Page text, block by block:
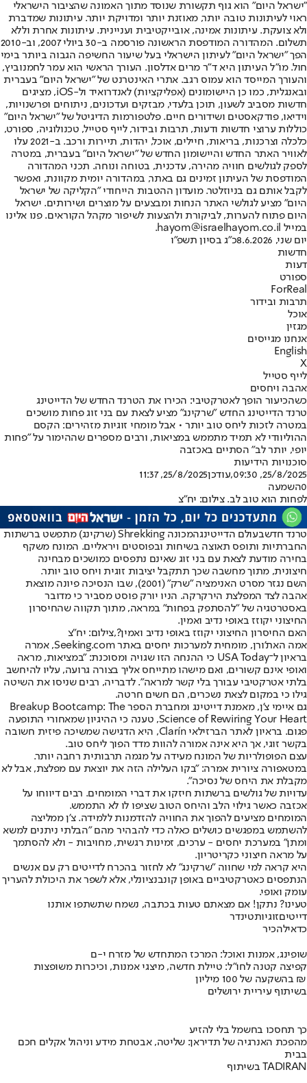
"ישראל היום" הוא גוף תקשורת שנוסד מתוך האמונה שהציבור הישראלי
ראוי לעיתונות טובה יותר, מאוזנת יותר ומדויקת יותר. עיתונות שמדברת
ולא צועקת. עיתונות אמינה, אובייקטיבית ועניינית. עיתונות אחרת וללא
תשלום. המהדורה המודפסת הראשונה פורסמה ב-30 ביולי 2007, וב-2010
הפך "ישראל היום" לעיתון הישראלי בעל שיעור החשיפה הגבוה ביותר בימי
חול. מו"ל העיתון היא ד"ר מרים אדלסון. העורך הראשי הוא עמר לחמנוביץ,
והעורך המייסד הוא עמוס רגב. אתרי האינטרנט של "ישראל היום" בעברית
ובאנגלית, כמו כן היישומונים (אפליקציות) לאנדרואיד ול-iOS, מציגים
חדשות מסביב לשעון, תוכן בלעדי, מבזקים ועדכונים, ניתוחים ופרשנויות,
וידיאו, פודקאסטים ושידורים חיים. פלטפורמות הדיגיטל של "ישראל היום"
כוללות ערוצי חדשות ודעות, תרבות ובידור, לייף סטייל, טכנולוגיה, ספורט,
כלכלה וצרכנות, בריאות, חיילים, אוכל, יהדות, תיירות ורכב. ב-2021 עלו
לאוויר האתר החדש והיישומון החדש של "ישראל היום" בעברית, במטרה
לספק לגולשים חוויה מהירה, עדכנית, בטוחה ונוחה. תכני המהדורה
המודפסת של העיתון זמינים גם באתר, במהדורה יומית מקוונת, ואפשר
לקבל אותם גם בניוזלטר. מועדון ההטבות הייחודי "הקליקה של ישראל
היום" מציע לגולשי האתר הנחות ומבצעים על מוצרים ושירותים. ישראל
היום פתוח להערות, לביקורת ולהצעות לשיפור מקהל הקוראים. פנו אלינו
במייל hayom@israelhayom.co.il.
יום שני, 8.6.2026
כ"ג בסיון תשפ"ו
חדשות
דעות
ספורט
ForReal
תרבות ובידור
אוכל
מגזין
אנחנו מגייסים
English
X
לייף סטייל
אהבה ויחסים
כשהכיעור הופך לאטרקטיבי: הכירו את הטרנד החדש של הדייטינג
טרנד הדייטינג החדש "שרקינג" מציע לצאת עם בני זוג פחות מושכים
במטרה לזכות ליחס טוב יותר • אבל מומחי זוגיות מזהירים: הקסם
ההוליוודי לא תמיד מתממש במציאות, ורבים מספרים שההימור על "פחות
יופי, יותר לב" הסתיים באכזבה
סוכנויות הידיעות
25/8/2025, 09:30
,עודכן25/8/2025, 11:37
0השמעה
לפחות הוא טוב לב. צילום: יח"צ
טרנד חדשבעולם הדייטינג
המכונה Shrekking (שרקינג) מתפשט ברשתות
החברתיות ותופס תאוצה בשיחות ובפוסטים ויראליים. המונח משקף
בחירה מודעת לצאת עם בני זוג שאינם נתפסים כמושכים מבחינה
חיצונית, מתוך מחשבה שכך תתקבל יציבות זוגית ויחס טוב יותר.
השם נגזר מסרט האנימציה "שרק" (2001), שבו הנסיכה פיונה מוצאת
אהבה לצד המפלצת הירקרקה. הניו יורק פוסט מסביר כי מדובר
באסטרטגיה של "להסתפק בפחות" במראה, מתוך תקווה שהחיסרון
החיצוני יקוזז באופי נדיב ואמין.
האם החיסרון החיצוני יקוזז באופי נדיב ואמין?,צילום: יח"צ
אמה האת'ורן, מומחית למערכות יחסים באתר Seeking.com, אמרה
בראיון ל־USA Today כי ההנחה הזו שגויה ומסוכנת: "במציאות, מראה
ואופי אינם קשורים, ואם מישהו מתייחס אליך בצורה גרועה, עליו להיחשב
בלתי אטרקטיבי עבורך בלי קשר למראה". לדבריה, רבים שניסו את השיטה
גילו כי במקום לצאת נשכרים, הם חשים חרטה.
גם איימי צ'ן, מאמנת דייטינג ומחברת הספר Breakup Bootcamp: The
Science of Rewiring Your Heart, טענה כי ההיגיון שמאחורי התופעה
פגום. בראיון לאתר הברזילאי Clarín, היא הדגישה שמשיכה פיזית חשובה
בקשר זוגי, אך היא אינה אמורה להוות מדד הפוך ליחס טוב.
עצם הפופולריות של המונח מעידה על מגמה תרבותית רחבה יותר.
במטאפורה ציורית אמרה: "בקו העלילה הזה את יוצאת עם מפלצת, אבל לא
מקבלת את היחס של נסיכה".
עדויות של גולשים ברשתות חיזקו את דברי המומחים. רבים דיווחו על
אכזבה כאשר גילוי הלב והיחס הטוב שציפו לו לא התממש.
המומחים מציעים להפוך את החוויה להזדמנות ללמידה. צ'ן ממליצה
להשתמש במפגשים כושלים כאלה כדי להבהיר מהם "הבלתי ניתנים למשא
ומתן" במערכת יחסים - ערכים, זמינות רגשית, מחויבות - ולא להסתמך
על מראה חיצוני כקריטריון.
היא קראה למי שחווה "שרקינג" לא לחזור בהכרח לדייטים רק עם אנשים
הנתפסים כאטרקטיביים באופן קונבנציונלי, אלא לשפר את היכולת להעריך
עומק ואופי.
טעינו? נתקן! אם מצאתם טעות בכתבה, נשמח שתשתפו אותנו
דייטיםזוגיותטינדר
כדאילהכיר
שופינג, אמנות ואוכל: המרכז המתחדש של מזרח י-ם
קפיצה קטנה לחו"ל: טיילת חדשה, מיצגי אמנות, וכיכרות משופצות
בהשקעה של 100 מיליון ₪
בשיתוף עיריית ירושלים
כך תחסכו בחשמל בלי להזיע
מהפכת האנרגיה של תדיראן: שליטה, אבטחת מידע וניהול אקלים חכם
בבית
בשיתוף TADIRAN